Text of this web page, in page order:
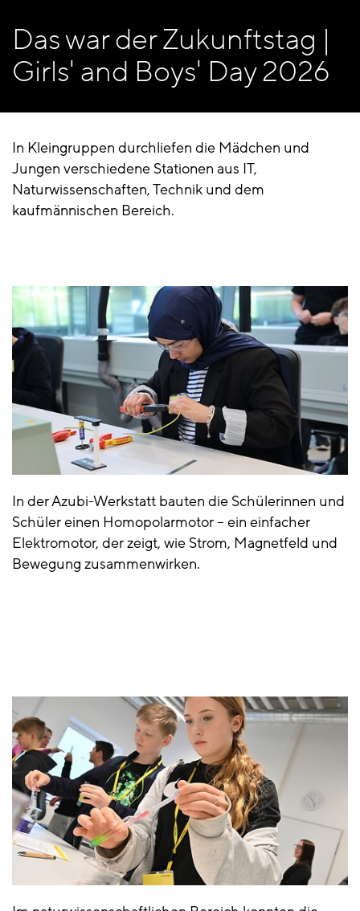
Das war der Zukunftstag |
Girls' and Boys' Day 2026
In Kleingruppen durchliefen die Mädchen und
Jungen verschiedene Stationen aus IT,
Naturwissenschaften, Technik und dem
kaufmännischen Bereich.
In der Azubi-Werkstatt bauten die Schülerinnen und
Schülereinen Homopolarmotor– ein einfacher
Elektromotor, der zeigt, wie Strom, Magnetfeld und
Bewegung zusammenwirken.